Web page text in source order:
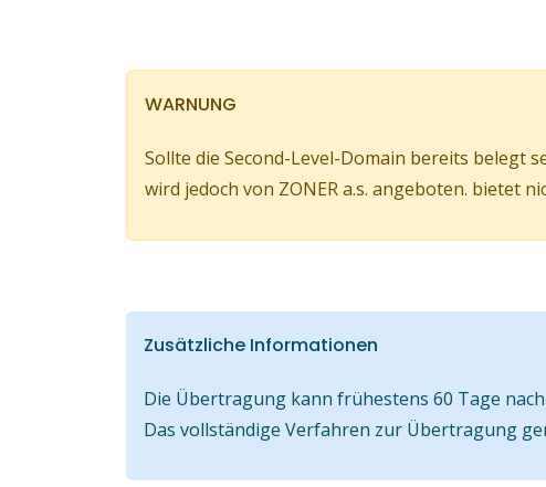
WARNUNG
Sollte die Second-Level-Domain bereits belegt
wird jedoch von ZONER a.s. angeboten. bietet
Zusätzliche Informationen
Die Übertragung kann frühestens 60 Tage
Das vollständige Verfahren zur Übertragung